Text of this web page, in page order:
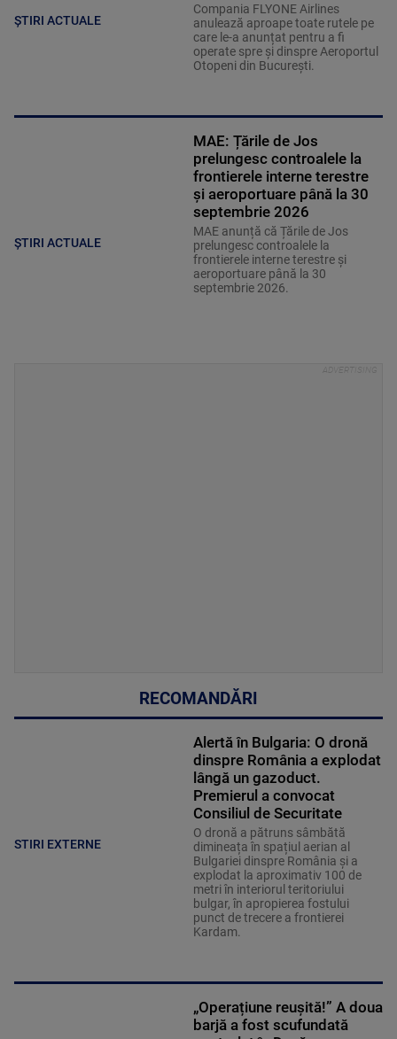
ȘTIRI ACTUALE
Compania FLYONE Airlines
anulează aproape toate rutele pe
care le-a anunțat pentru a fi
operate spre și dinspre Aeroportul
Otopeni din București.
ȘTIRI ACTUALE
MAE: Țările de Jos
prelungesc controalele la
frontierele interne terestre
şi aeroportuare până la 30
septembrie 2026
MAE anunță că Țările de Jos
prelungesc controalele la
frontierele interne terestre și
aeroportuare până la 30
septembrie 2026.
RECOMANDĂRI
STIRI EXTERNE
Alertă în Bulgaria: O dronă
dinspre România a explodat
lângă un gazoduct.
Premierul a convocat
Consiliul de Securitate
O dronă a pătruns sâmbătă
dimineața în spațiul aerian al
Bulgariei dinspre România și a
explodat la aproximativ 100 de
metri în interiorul teritoriului
bulgar, în apropierea fostului
punct de trecere a frontierei
Kardam.
„Operațiune reușită!” A doua
barjă a fost scufundată